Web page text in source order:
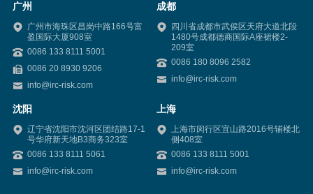
广州
广州市海珠区昌岗中路166号富
盈国际大厦908室
0086 133 8111 5001
0086 20 8930 9206
info@irc-risk.com
成都
四川省成都市武侯区天府大道北段
1480号成都德商国际A座裙楼2-
209室
0086 180 8096 2582
info@irc-risk.com
沈阳
辽宁省沈阳市沈河区团结路17-1
号华府新天地B3商务323室
0086 133 8111 5061
info@irc-risk.com
上海
上海市闵行区宜山路2016号辅楼北
侧408室
0086 133 8111 5001
info@irc-risk.com